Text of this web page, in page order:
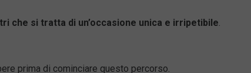
che si tratta di un’occasione unica e irripetibile
prima di cominciare questo percorso.